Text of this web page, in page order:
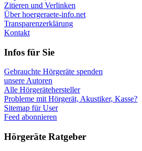
Zitieren und Verlinken
Über hoergeraete-info.net
Transparenzerklärung
Kontakt
Infos für Sie
Gebrauchte Hörgeräte spenden
unsere Autoren
Alle Hörgerätehersteller
Probleme mit Hörgerät, Akustiker, Kasse?
Sitemap für User
Feed abonnieren
Hörgeräte Ratgeber